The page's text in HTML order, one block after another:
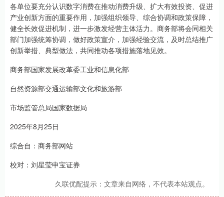
各单位要充分认识数字消费在推动消费升级、扩大有效投资、促进
产业创新方面的重要作用，加强组织领导、综合协调和政策保障，
健全长效促进机制，进一步激发经营主体活力。商务部将会同相关
部门加强统筹协调，做好政策宣介，加强经验交流，及时总结推广
创新举措、典型做法，共同推动各项措施落地见效。
商务部国家发展改革委工业和信息化部
自然资源部交通运输部文化和旅游部
市场监管总局国家数据局
2025年8月25日
综合自：商务部网站
校对：刘星莹申宝证券
久联优配提示：文章来自网络，不代表本站观点。